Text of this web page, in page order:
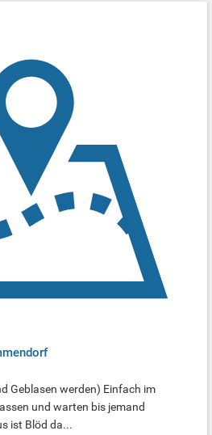
Geblasen werden) Einfach im
und warten bis jemand
ist Blöd da...